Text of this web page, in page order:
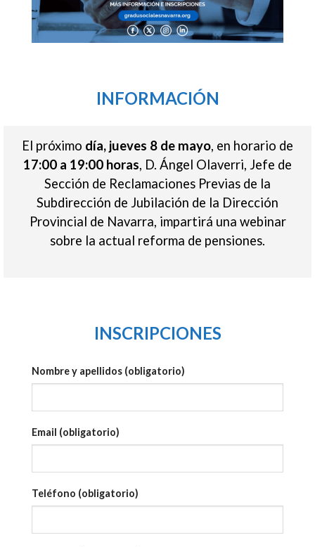
INFORMACIÓN
El próximo día, jueves 8 de mayo, en horario de
17:00 a 19:00 horas, D. Ángel Olaverri, Jefe de
Sección de Reclamaciones Previas de la
Subdirección de Jubilación de la Dirección
Provincial de Navarra, impartirá una webinar
sobre la actual reforma de pensiones.
INSCRIPCIONES
Nombre y apellidos (obligatorio)
Email (obligatorio)
Teléfono (obligatorio)